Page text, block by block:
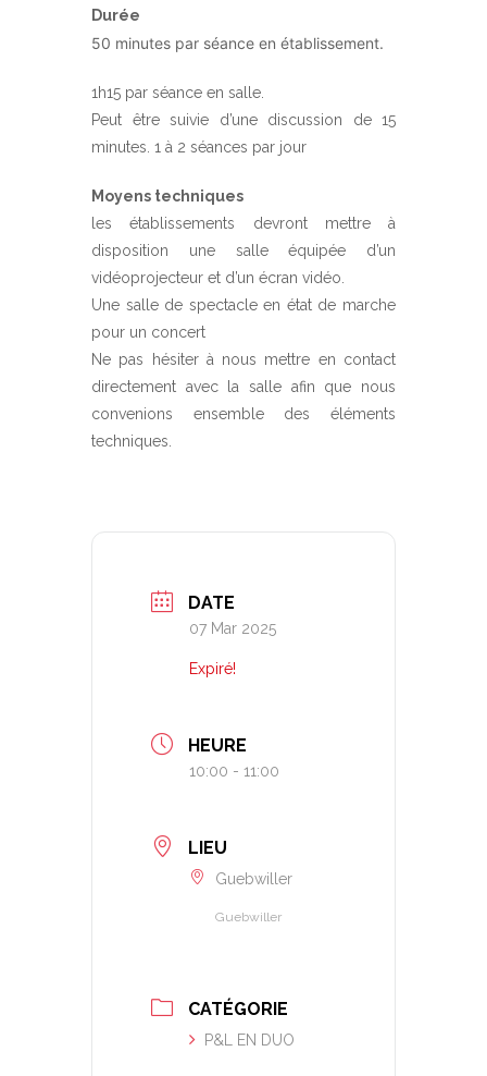
Durée
50 minutes par séance en établissement.
1h15 par séance en salle.
Peut être suivie d’une discussion de 15
minutes. 1 à 2 séances par jour
Moyens techniques
les établissements devront mettre à
disposition une salle équipée d’un
vidéoprojecteur et d’un écran vidéo.
Une salle de spectacle en état de marche
pour un concert
Ne pas hésiter à nous mettre en contact
directement avec la salle afin que nous
convenions ensemble des éléments
techniques.
DATE
07 Mar 2025
Expiré!
HEURE
10:00 - 11:00
LIEU
Guebwiller
Guebwiller
CATÉGORIE
P&L EN DUO